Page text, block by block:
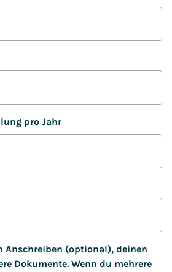
pro Jahr
Anschreiben (optional), deinen
Dokumente. Wenn du mehrere